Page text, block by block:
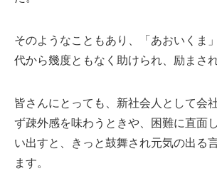
そのようなこともあり、「あおいくま
代から幾度ともなく助けられ、励まさ
皆さんにとっても、新社会人として会
ず疎外感を味わうときや、困難に直面
い出すと、きっと鼓舞され元気の出る
ます。